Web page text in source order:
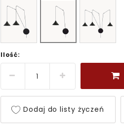
Ilość:
Dodaj do listy życzeń